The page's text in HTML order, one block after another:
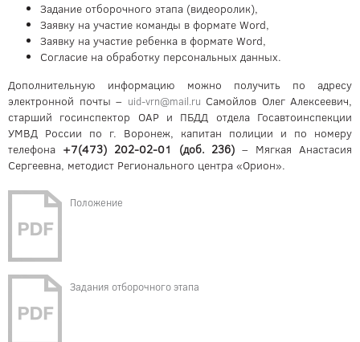
Задание отборочного этапа (видеоролик),
Заявку на участие команды в формате Word,
Заявку на участие ребенка в формате Word,
Согласие на обработку персональных данных.
Дополнительную информацию можно получить по адресу
электронной почты – uid-vrn@mail.ru Самойлов Олег Алексеевич,
старший госинспектор ОАР и ПБДД отдела Госавтоинспекции
УМВД России по г. Воронеж, капитан полиции и по номеру
телефона +7(473) 202-02-01 (доб. 236) – Мягкая Анастасия
Сергеевна, методист Регионального центра «Орион».
Положение
Задания отборочного этапа